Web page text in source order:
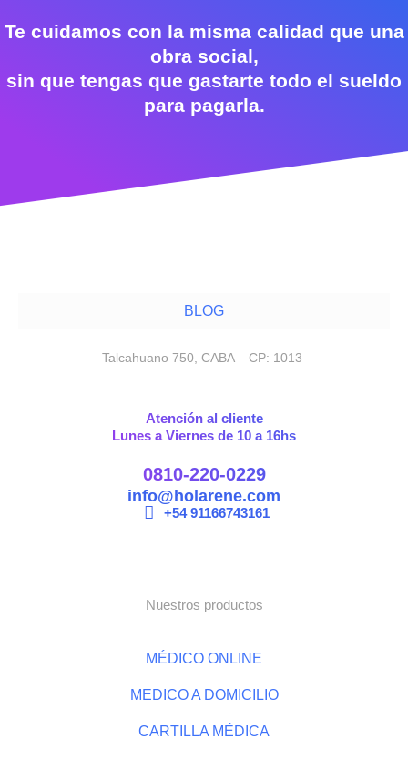
Te cuidamos con la misma calidad que una
obra social,
sin que tengas que gastarte todo el sueldo
para pagarla.
BLOG
Talcahuano 750, CABA – CP: 1013
Atención al cliente
Lunes a Viernes de 10 a 16hs
0810-220-0229
info@holarene.com
+54 91166743161
Nuestros productos
MÉDICO ONLINE
MEDICO A DOMICILIO
CARTILLA MÉDICA